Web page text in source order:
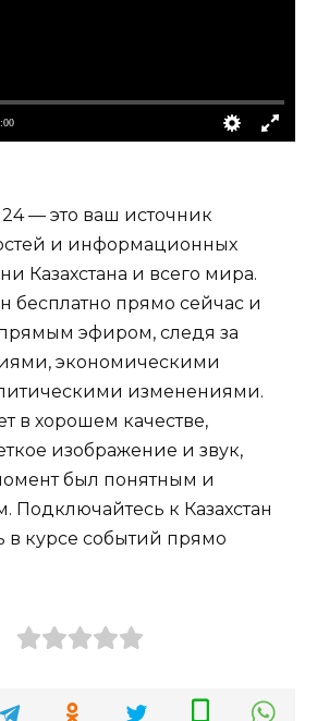
24 — это ваш источник
и информационных
Казахстана и всего мира.
бесплатно прямо сейчас и
эфиром, следя за
экономическими
изменениями.
в хорошем качестве,
изображение и звук,
был понятным и
к Казахстан
в курсе событий прямо